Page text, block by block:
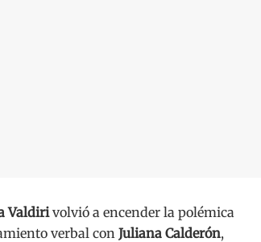
Valdirivolvió a encender la polémica
verbal con Juliana Calderón,